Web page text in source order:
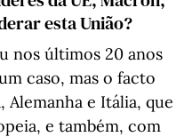
esta União?
nos últimos 20 anos
caso, mas o facto
Alemanha e Itália, que
e também, com